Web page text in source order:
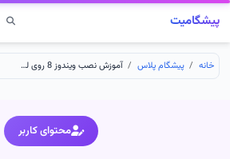
پیشگامیت
خانه پیشگام پلاس آموزش نصب ویندوز 8 روی لپ تاپ
محتوای کاربر